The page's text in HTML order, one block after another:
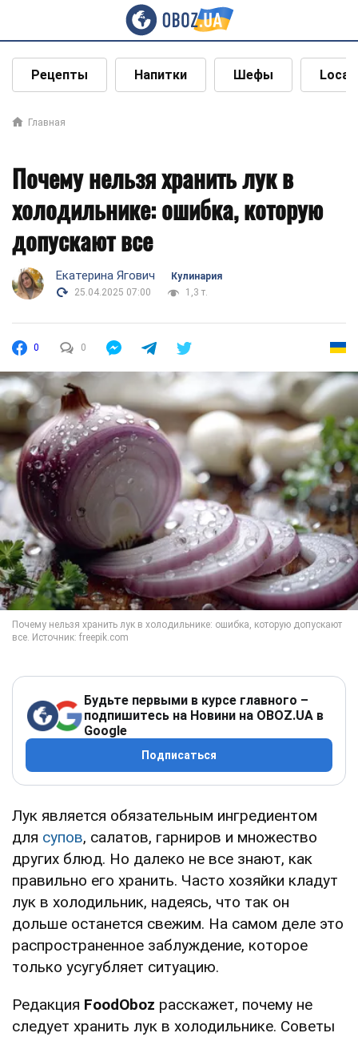
Рецепты Напитки Шефы Local
Главная
Почему нельзя хранить лук в
холодильнике: ошибка, которую
допускают все
Екатерина Ягович
Кулинария
25.04.2025 07:00
1,3 т.
0 0
Будьте первыми в курсе главного –
подпишитесь на Новини на OBOZ.UA в
Google
Подписаться
Лук является обязательным ингредиентом
для супов, салатов, гарниров и множество
других блюд. Но далеко не все знают, как
правильно его хранить. Часто хозяйки кладут
лук в холодильник, надеясь, что так он
дольше останется свежим. На самом деле это
распространенное заблуждение, которое
только усугубляет ситуацию.
Редакция FoodOboz расскажет, почему не
следует хранить лук в холодильнике. Советы